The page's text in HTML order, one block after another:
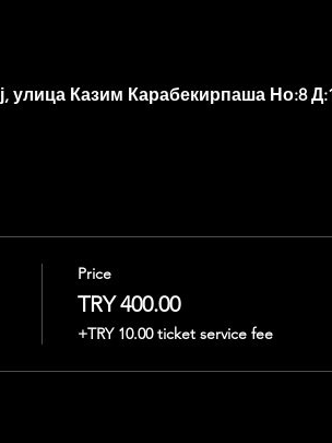
Казим Карабекирпаша Но:8
Price
TRY 400.00
+TRY 10.00 ticket service fee